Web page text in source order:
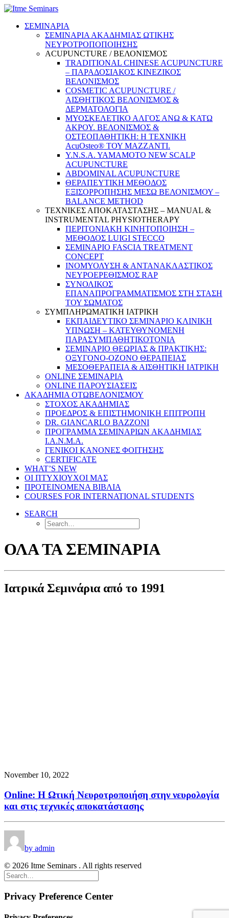
ΣΕΜΙΝΑΡΙΑ
ΣΕΜΙΝΑΡΙΑ ΑΚΑΔΗΜΙΑΣ ΩΤΙΚΗΣ
ΝΕΥΡΟΤΡΟΠΟΠΟΙΗΣΗΣ
ACUPUNCTURE / ΒΕΛΟΝΙΣΜΟΣ
TRADITIONAL CHINESE ACUPUNCTURE
– ΠΑΡΑΔΟΣΙΑΚΟΣ ΚΙΝΕΖΙΚΟΣ
ΒΕΛΟΝΙΣΜΟΣ
COSMETIC ACUPUNCTURE /
ΑΙΣΘΗΤΙΚΟΣ ΒΕΛΟΝΙΣΜΟΣ &
ΔΕΡΜΑΤΟΛΟΓΙΑ
ΜΥΟΣΚΕΛΕΤΙΚΟ ΑΛΓΟΣ ΑΝΩ & ΚΑΤΩ
ΑΚΡΟΥ. ΒΕΛΟΝΙΣΜΟΣ &
ΟΣΤΕΟΠΑΘΗΤΙΚΗ: Η ΤΕΧΝΙΚΗ
AcuOsteo® ΤΟΥ MAZZANTI.
Y.N.S.A. YAMAMOTO NEW SCALP
ACUPUNCTURE
ABDOMINAL ACUPUNCTURE
ΘΕΡΑΠΕΥΤΙΚΗ ΜΕΘΟΔΟΣ
ΕΞΙΣΟΡΡΟΠΗΣΗΣ ΜΕΣΩ ΒΕΛΟΝΙΣΜΟΥ –
BALANCE METHOD
ΤΕΧΝΙΚΕΣ ΑΠΟΚΑΤΑΣΤΑΣΗΣ – MANUAL &
INSTRUMENTAL PHYSIOTHERAPY
ΠΕΡΙΤΟΝΙΑΚΗ ΚΙΝΗΤΟΠΟΙΗΣΗ –
ΜΕΘΟΔΟΣ LUIGI STECCO
ΣΕΜΙΝΑΡΙΟ FASCIA TREATMENT
CONCEPT
ΙΝΟΜΥΟΛΥΣΗ & ΑΝΤΑΝΑΚΛΑΣΤΙΚΟΣ
ΝΕΥΡΟΕΡΕΘΙΣΜΟΣ RAP
ΣΥΝΟΛΙΚΟΣ
ΕΠΑΝΑΠΡΟΓΡΑΜΜΑΤΙΣΜΟΣ ΣΤΗ ΣΤΑΣΗ
ΤΟΥ ΣΩΜΑΤΟΣ
ΣΥΜΠΛΗΡΩΜΑΤΙΚΗ ΙΑΤΡΙΚΗ
ΕΚΠΑΙΔΕΥΤΙΚΟ ΣΕΜΙΝΑΡΙΟ ΚΛΙΝΙΚΗ
ΥΠΝΩΣΗ – ΚΑΤΕΥΘΥΝΟΜΕΝΗ
ΠΑΡΑΣΥΜΠΑΘΗΤΙΚΟΤΟΝΙΑ
ΣΕΜΙΝΑΡΙΟ ΘΕΩΡΙΑΣ & ΠΡΑΚΤΙΚΗΣ:
ΟΞΥΓΟΝΟ-ΟΖΟΝΟ ΘΕΡΑΠΕΙΑΣ
ΜΕΣΟΘΕΡΑΠΕΙΑ & ΑΙΣΘΗΤΙΚΗ ΙΑΤΡΙΚΗ
ONLINE ΣΕΜΙΝΑΡΙΑ
ONLINE ΠΑΡΟΥΣΙΑΣΕΙΣ
ΑΚΑΔΗΜΙΑ ΟΤΩΒΕΛΟΝΙΣΜΟΥ
ΣΤΟΧΟΣ ΑΚΑΔΗΜΙΑΣ
ΠΡΟΕΔΡΟΣ & ΕΠΙΣΤΗΜΟΝΙΚΗ ΕΠΙΤΡΟΠΗ
DR. GIANCARLO BAZZONI
ΠΡΟΓΡΑΜΜΑ ΣΕΜΙΝΑΡΙΩΝ ΑΚΑΔΗΜΙΑΣ
Ι.Α.Ν.Μ.Α.
ΓΕΝΙΚΟΙ ΚΑΝΟΝΕΣ ΦΟΙΤΗΣΗΣ
CERTIFICATE
WHAT’S NEW
ΟΙ ΠΤΥΧΙΟΥΧΟΙ ΜΑΣ
ΠΡΟΤΕΙΝΟΜΕΝΑ ΒΙΒΛΙΑ
COURSES FOR INTERNATIONAL STUDENTS
SEARCH
ΟΛΑ ΤΑ ΣΕΜΙΝΑΡΙΑ
Ιατρικά Σεμινάρια από το 1991
November 10, 2022
Online: Η Ωτική Νευροτροποιήση στην νευρολογία
και στις τεχνικές αποκατάστασης
by admin
© 2026 Itme Seminars . All rights reserved
Privacy Preference Center